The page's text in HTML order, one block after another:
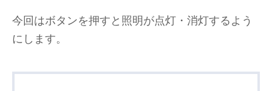
今回はボタンを押すと照明が点灯・消灯するよう
にします。